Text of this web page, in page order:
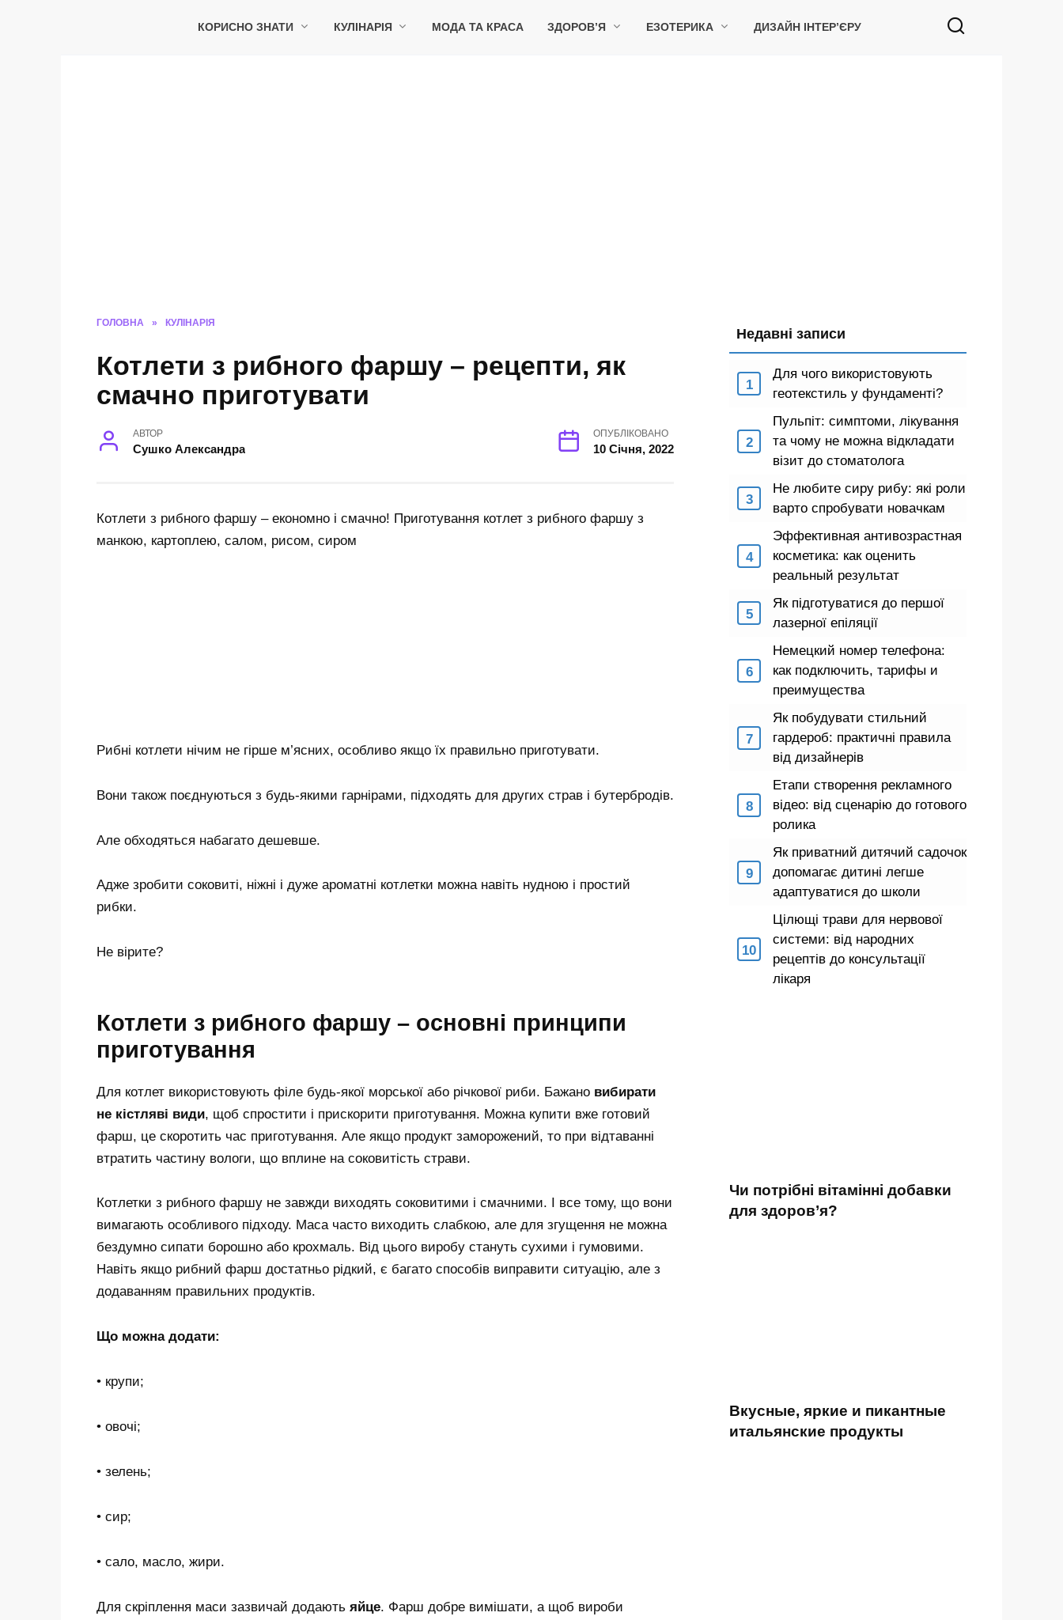
КОРИСНО ЗНАТИ КУЛІНАРІЯ МОДА ТА КРАСА ЗДОРОВ’Я ЕЗОТЕРИКА ДИЗАЙН ІНТЕР’ЄРУ
ГОЛОВНА » КУЛІНАРІЯ
Котлети з рибного фаршу – рецепти, як
смачно приготувати
АВТОР
Сушко Александра
ОПУБЛІКОВАНО
10 Січня, 2022
Котлети з рибного фаршу – економно і смачно! Приготування котлет з рибного фаршу з
манкою, картоплею, салом, рисом, сиром
Рибні котлети нічим не гірше м’ясних, особливо якщо їх правильно приготувати.
Вони також поєднуються з будь-якими гарнірами, підходять для других страв і бутербродів.
Але обходяться набагато дешевше.
Адже зробити соковиті, ніжні і дуже ароматні котлетки можна навіть нудною і простий
рибки.
Не вірите?
Котлети з рибного фаршу – основні принципи
приготування
Для котлет використовують філе будь-якої морської або річкової риби. Бажано вибирати
не кістляві види, щоб спростити і прискорити приготування. Можна купити вже готовий
фарш, це скоротить час приготування. Але якщо продукт заморожений, то при відтаванні
втратить частину вологи, що вплине на соковитість страви.
Котлетки з рибного фаршу не завжди виходять соковитими і смачними. І все тому, що вони
вимагають особливого підходу. Маса часто виходить слабкою, але для згущення не можна
бездумно сипати борошно або крохмаль. Від цього виробу стануть сухими і гумовими.
Навіть якщо рибний фарш достатньо рідкий, є багато способів виправити ситуацію, але з
додаванням правильних продуктів.
Що можна додати:
• крупи;
• овочі;
• зелень;
• сир;
• сало, масло, жири.
Для скріплення маси зазвичай додають яйце. Фарш добре вимішати, а щоб вироби
Недавні записи
Для чого використовують
геотекстиль у фундаменті?
Пульпіт: симптоми, лікування
та чому не можна відкладати
візит до стоматолога
Не любите сиру рибу: які роли
варто спробувати новачкам
Эффективная антивозрастная
косметика: как оценить
реальный результат
Як підготуватися до першої
лазерної епіляції
Немецкий номер телефона:
как подключить, тарифы и
преимущества
Як побудувати стильний
гардероб: практичні правила
від дизайнерів
Етапи створення рекламного
відео: від сценарію до готового
ролика
Як приватний дитячий садочок
допомагає дитині легше
адаптуватися до школи
Цілющі трави для нервової
системи: від народних
рецептів до консультації
лікаря
Чи потрібні вітамінні добавки
для здоров’я?
Вкусные, яркие и пикантные
итальянские продукты